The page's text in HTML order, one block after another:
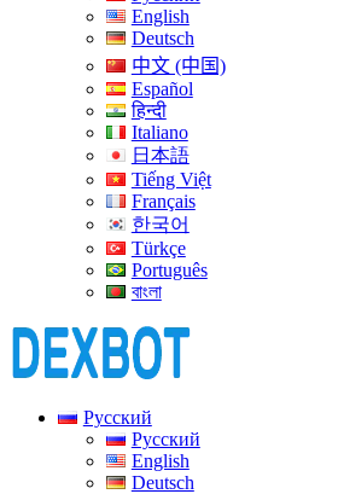
English
Deutsch
中文 (中国)
Español
हिन्दी
Italiano
日本語
Tiếng Việt
Français
한국어
Türkçe
Português
বাংলা
Русский
Русский
English
Deutsch